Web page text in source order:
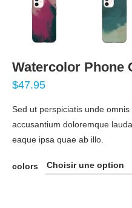
Watercolor Phone
$47.95
Sed ut perspiciatis unde
accusantium doloremque
eaque ipsa quae ab illo.
colors